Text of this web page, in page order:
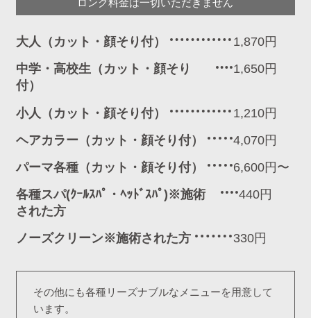
大人（カット・顔そり付）
1,870円
中学・高校生（カット・顔そり
付）
1,650円
小人（カット・顔そり付）
1,210円
ヘアカラー（カット・顔そり付）
4,070円
パーマ各種（カット・顔そり付）
6,600円〜
各種スパ(ｸｰﾙｽﾊﾟ・ﾍｯﾄﾞｽﾊﾟ)※施術
された方
440円
ノーズクリーン※施術された方 330円
その他にも各種リーズナブルなメニューを用意して
います。